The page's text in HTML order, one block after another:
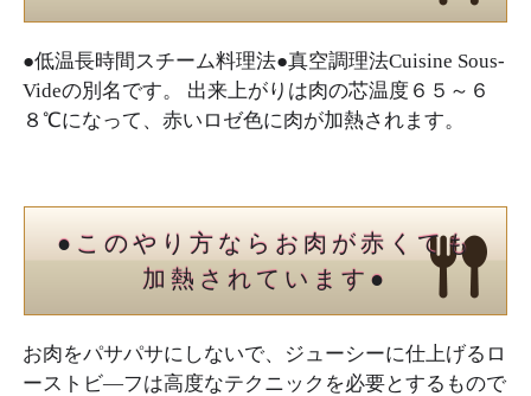
●低温長時間スチーム料理法●真空調理法Cuisine Sous-
Videの別名です。 出来上がりは肉の芯温度６５～６
８℃になって、赤いロゼ色に肉が加熱されます。
●このやり方ならお肉が赤くても
加熱されています●
お肉をパサパサにしないで、ジューシーに仕上げるロ
ーストビ―フは高度なテクニックを必要とするもので